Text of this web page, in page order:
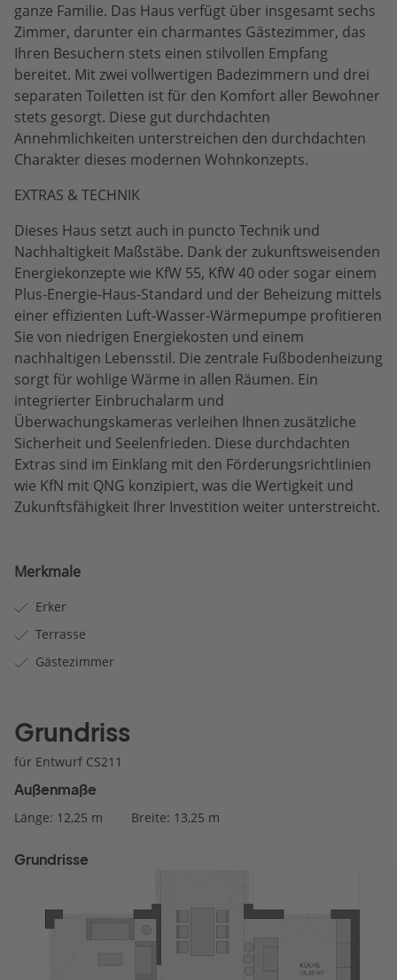
ganze Familie. Das Haus verfügt über insgesamt sechs
Zimmer, darunter ein charmantes Gästezimmer, das
Ihren Besuchern stets einen stilvollen Empfang
bereitet. Mit zwei vollwertigen Badezimmern und drei
separaten Toiletten ist für den Komfort aller Bewohner
stets gesorgt. Diese gut durchdachten
Annehmlichkeiten unterstreichen den durchdachten
Charakter dieses modernen Wohnkonzepts.
EXTRAS & TECHNIK
Dieses Haus setzt auch in puncto Technik und
Nachhaltigkeit Maßstäbe. Dank der zukunftsweisenden
Energiekonzepte wie KfW 55, KfW 40 oder sogar einem
Plus-Energie-Haus-Standard und der Beheizung mittels
einer effizienten Luft-Wasser-Wärmepumpe profitieren
Sie von niedrigen Energiekosten und einem
nachhaltigen Lebensstil. Die zentrale Fußbodenheizung
sorgt für wohlige Wärme in allen Räumen. Ein
integrierter Einbruchalarm und
Überwachungskameras verleihen Ihnen zusätzliche
Sicherheit und Seelenfrieden. Diese durchdachten
Extras sind im Einklang mit den Förderungsrichtlinien
wie KfN mit QNG konzipiert, was die Wertigkeit und
Zukunftsfähigkeit Ihrer Investition weiter unterstreicht.
Merkmale
Erker
Terrasse
Gästezimmer
Grundriss
für Entwurf CS211
Außenmaße
Länge: 12,25 m Breite: 13,25 m
Grundrisse